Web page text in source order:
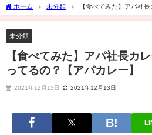
ホーム 未分類
【食べてみた】アパ社
【アパカレー】
未分類
【食べてみた】アパ社長カ
ってるの？【アパカレー】
2021年12月13日 2021年12月13日